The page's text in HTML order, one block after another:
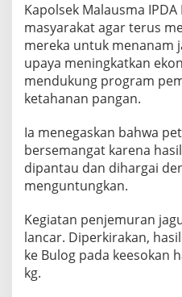
Kapolsek Malausma
masyarakat agar terus
mereka untuk menanam
upaya meningkatkan
mendukung program
ketahanan pangan.
Ia menegaskan bahwa
bersemangat karena
dipantau dan dihargai
menguntungkan.
Kegiatan penjemuran
lancar. Diperkirakan,
ke Bulog pada keesokan
kg.